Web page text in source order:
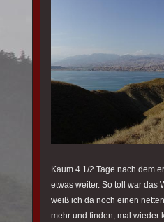
Kaum 4 1/2 Tage nach dem
etwas weiter. So toll war das
weiß ich da noch einen
mehr und finden, mal wieder